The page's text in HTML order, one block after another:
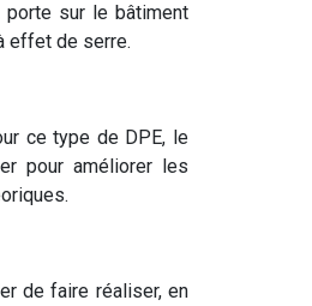
porte sur le bâtiment
effet de serre.
ce type de DPE, le
pour améliorer les
de faire réaliser, en